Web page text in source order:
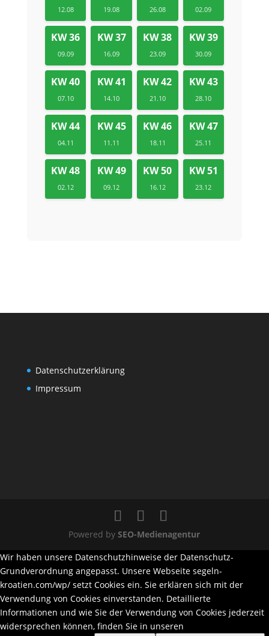
12.08 19.08 26.08 02.09
KW 36
09.09
KW 37
16.09
KW 38
23.09
KW 39
30.09
KW 40
07.10
KW 41
14.10
KW 42
21.10
KW 43
28.10
KW 44
04.11
KW 45
11.11
KW 46
18.11
KW 47
25.11
KW 48
02.12
KW 49
09.12
KW 50
16.12
KW 51
23.12
Datenschutzerklärung
Impressum
Powered bySEO-Medienagentur
Wir haben unsere Datenschutzhinweise der Datenschutz-
Grundverordnung angepasst. Unsere Webseite segeln-
kroatien.com/wp/ setzt Cookies ein. Sie erklären sich mit der
Verwendung von Cookies einverstanden. Detaillierte
Informationen und wie Sie der Verwendung von Cookies jederzeit
widersprechen können, finden Sie in unseren